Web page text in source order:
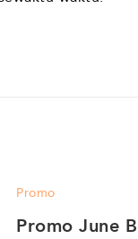
Promo
Promo June